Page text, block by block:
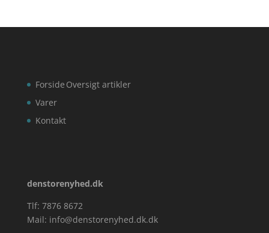
Forside
Varer
Kontakt
Oversigt artikler
denstorenyhed.dk
Tlf: 7876 8672
Mail: info@denstorenyhed.dk.dk